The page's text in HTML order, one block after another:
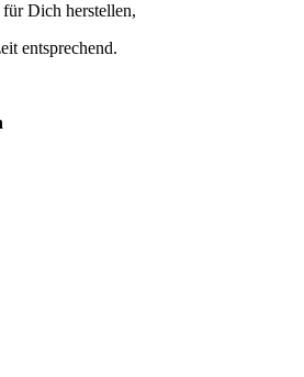
Dich herstellen,
entsprechend.